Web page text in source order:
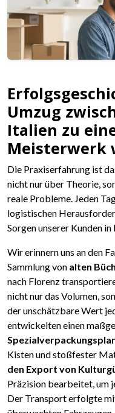
Umzug
Italien zu
Meisterwerk
Die Praxiserfahrung ist
nicht nur über Theorie,
reale Probleme. Jeden
logistischen
Sorgen unserer Kunden
Wir erinnern uns an den
Sammlung von alten
nach Florenz
nicht nur das Volumen,
der unschätzbare Wert
entwickelten einen
Kisten und stoßfester
den Export von
Präzision bearbeitet, um
Der Transport erfolgte